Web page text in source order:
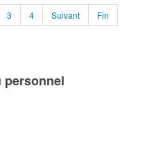
3 4 Suivant Fin
personnel